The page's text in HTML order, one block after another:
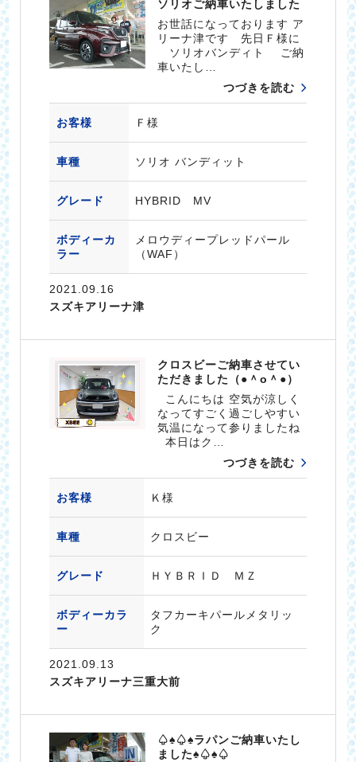
ソリオご納車いたしました
お世話になっております ア
リーナ津です 先日Ｆ様に
ソリオバンディト ご納
車いたし…
つづきを読む
お客様 Ｆ様
車種 ソリオ バンディット
グレード HYBRID MV
ボディーカ
ラー
メロウディープレッドパール
（WAF）
2021.09.16
スズキアリーナ津
クロスビーご納車させてい
ただきました（●＾o＾●）
こんにちは 空気が涼しく
なってすごく過ごしやすい
気温になって参りましたね
本日はク…
つづきを読む
お客様 Ｋ様
車種 クロスビー
グレード ＨＹＢＲＩＤ ＭＺ
ボディーカラ
ー
タフカーキパールメタリッ
ク
2021.09.13
スズキアリーナ三重大前
♤♠♤♠ラパンご納車いたし
ました♠♤♠♤